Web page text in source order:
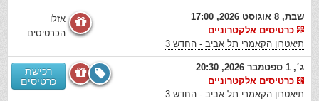
שבת, 8 אוגוסט 2026, 17:00
כרטיסים אלקטרוניים
תיאטרון הקאמרי תל אביב - החדש 3
אזלו
הכרטיסים
ג׳, 1 ספטמבר 2026, 20:30
כרטיסים אלקטרוניים
תיאטרון הקאמרי תל אביב - החדש 3
רכישת
כרטיסים